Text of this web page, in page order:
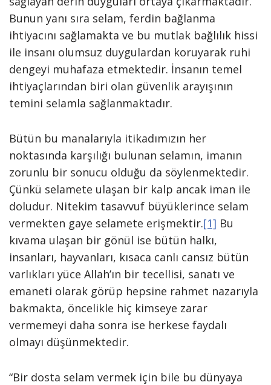
Bunun yanı sıra selam, ferdin bağlanma
ihtiyacını sağlamakta ve bu mutlak bağlılık hissi
ile insanı olumsuz duygulardan koruyarak ruhi
dengeyi muhafaza etmektedir. İnsanın temel
ihtiyaçlarından biri olan güvenlik arayışının
temini selamla sağlanmaktadır.
Bütün bu manalarıyla itikadımızın her
noktasında karşılığı bulunan selamın, imanın
zorunlu bir sonucu olduğu da söylenmektedir.
Çünkü selamete ulaşan bir kalp ancak iman ile
doludur. Nitekim tasavvuf büyüklerince selam
vermekten gaye selamete erişmektir.[1] Bu
kıvama ulaşan bir gönül ise bütün halkı,
insanları, hayvanları, kısaca canlı cansız bütün
varlıkları yüce Allah’ın bir tecellisi, sanatı ve
emaneti olarak görüp hepsine rahmet nazarıyla
bakmakta, öncelikle hiç kimseye zarar
vermemeyi daha sonra ise herkese faydalı
olmayı düşünmektedir.
“Bir dosta selam vermek için bile bu dünyaya